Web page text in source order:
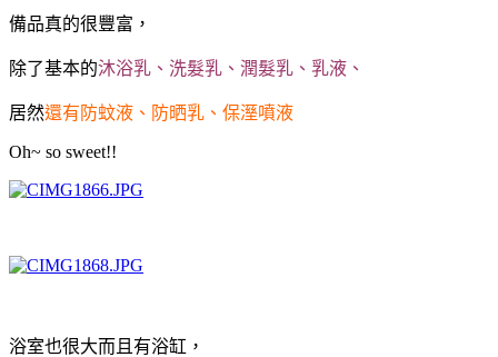
備品真的很豐富，
除了基本的沐浴乳、洗髮乳、潤髮乳、乳液、
居然還有防蚊液、防晒乳、保溼噴液
Oh~ so sweet!!
浴室也很大而且有浴缸，